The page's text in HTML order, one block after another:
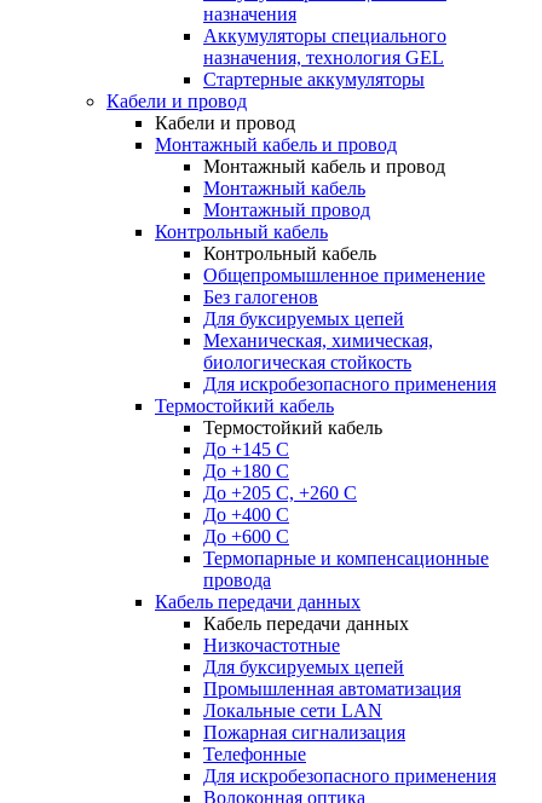
назначения
Аккумуляторы специального
назначения, технология GEL
Стартерные аккумуляторы
Кабели и провод
Кабели и провод
Монтажный кабель и провод
Монтажный кабель и провод
Монтажный кабель
Монтажный провод
Контрольный кабель
Контрольный кабель
Общепромышленное применение
Без галогенов
Для буксируемых цепей
Механическая, химическая,
биологическая стойкость
Для искробезопасного применения
Термостойкий кабель
Термостойкий кабель
До +145 С
До +180 C
До +205 С, +260 С
До +400 C
До +600 С
Термопарные и компенсационные
провода
Кабель передачи данных
Кабель передачи данных
Низкочастотные
Для буксируемых цепей
Промышленная автоматизация
Локальные сети LAN
Пожарная сигнализация
Телефонные
Для искробезопасного применения
Волоконная оптика